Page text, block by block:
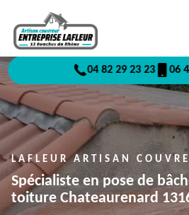
04 82 29 23 23 06
LAFLEUR ARTISAN
Spécialiste en pose de
toiture Chateaurenard